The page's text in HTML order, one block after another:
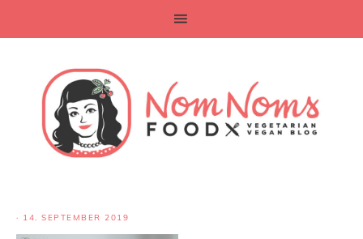
· 14. SEPTEMBER 2019